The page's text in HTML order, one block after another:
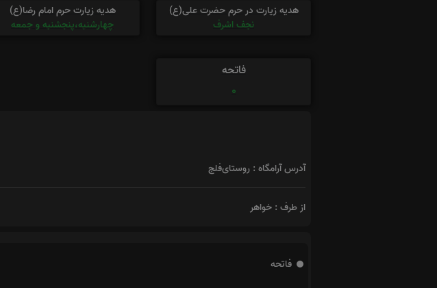
هدیه زیارت در حرم حضرت علی(ع)
نجف اشرف
هدیه زیارت حرم امام رضا(ع)
چهارشنبه،پنجشنبه و جمعه
فاتحه
0
آدرس آرامگاه : روستای‌فلج
از طرف : خواهر
فاتحه